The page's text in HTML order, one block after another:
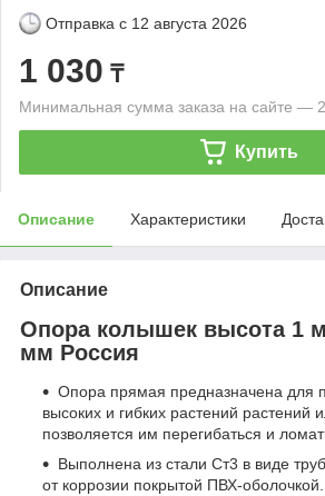
Отправка с 12 августа 2026
1 030 ₸
Минимальная сумма заказа на сайте —
Купить
Описание Характеристики
Описание
Опора колышек высота 1
мм Россия
Опора прямая предназначена для
высоких и гибких растений растений
позволяется им перегибаться и
Выполнена из стали Ст3 в виде
от коррозии покрытой ПВХ-оболочкой.